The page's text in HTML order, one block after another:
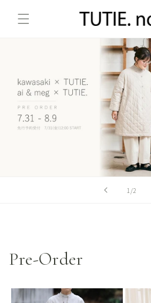
ンツに
進む
1 /の2
Pre-Order